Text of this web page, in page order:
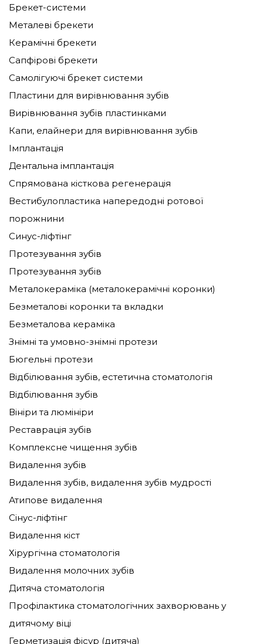
Брекет-системи
Металеві брекети
Керамічні брекети
Сапфірові брекети
Самолігуючі брекет системи
Пластини для вирівнювання зубів
Вирівнювання зубів пластинками
Капи, елайнери для вирівнювання зубів
Імплантація
Дентальна імплантація
Спрямована кісткова регенерація
Вестибулопластика напередодні ротової
порожнини
Синус-ліфтінг
Протезування зубів
Протезування зубів
Металокераміка (металокерамічні коронки)
Безметалові коронки та вкладки
Безметалова кераміка
Знімні та умовно-знімні протези
Бюгельні протези
Відбілювання зубів, естетична стоматологія
Відбілювання зубів
Вініри та люмініри
Реставрація зубів
Комплексне чищення зубів
Видалення зубів
Видалення зубів, видалення зубів мудрості
Атипове видалення
Сінус-ліфтінг
Видалення кіст
Хірургічна стоматологія
Видалення молочних зубів
Дитяча стоматологія
Профілактика стоматологічних захворювань у
дитячому віці
Герметизація фісур (дитяча)